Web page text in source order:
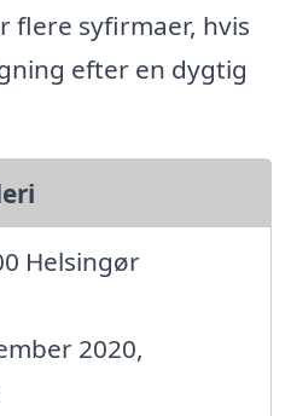
flere syfirmaer, hvis
efter en dygtig
Helsingør
2020,